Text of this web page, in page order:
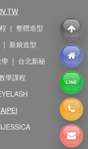
| 整體造型
| 新娘造型
學 | 台北新秘
學課程
LINE